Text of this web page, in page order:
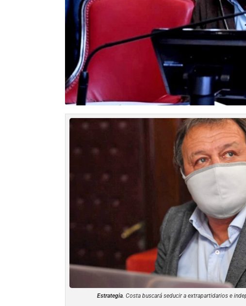
Estrategia. Costa buscará seducir a extrapartidarios e